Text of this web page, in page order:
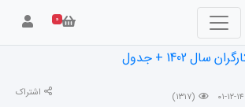
۰
(۱۳۱۷) اشتراک